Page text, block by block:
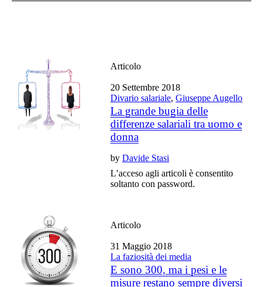
Articolo
20 Settembre 2018
Divario salariale,Giuseppe Augello
La grande bugia delle
differenze salariali tra uomo e
donna
byDavide Stasi
L’acceso agli articoli è consentito
soltanto con password.
Articolo
31 Maggio 2018
La faziosità dei media
E sono 300, ma i pesi e le
misure restano sempre diversi